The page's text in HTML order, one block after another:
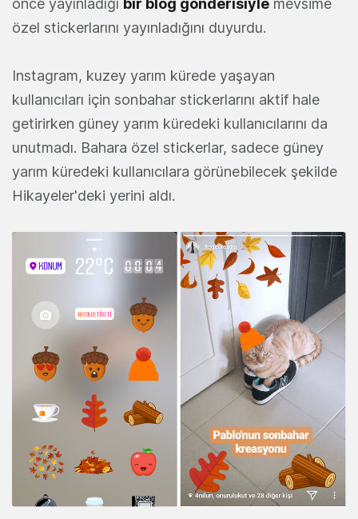
önce yayınladığı bir blog gönderisiyle mevsime
özel stickerlarını yayınladığını duyurdu.
Instagram, kuzey yarım kürede yaşayan
kullanıcıları için sonbahar stickerlarını aktif hale
getirirken güney yarım küredeki kullanıcılarını da
unutmadı. Bahara özel stickerlar, sadece güney
yarım küredeki kullanıcılara görünebilecek şekilde
Hikayeler'deki yerini aldı.